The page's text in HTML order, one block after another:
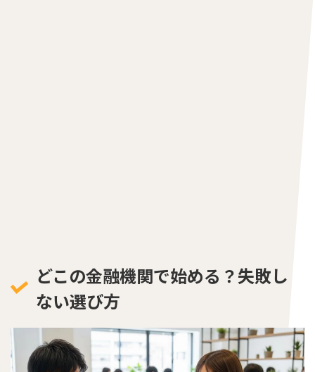
どこの金融機関で始める？失敗し
ない選び方